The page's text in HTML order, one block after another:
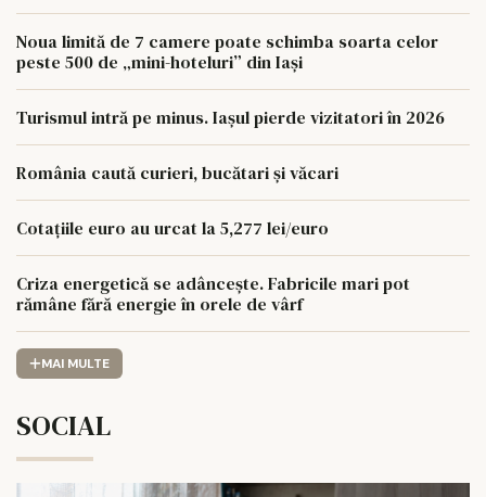
Noua limită de 7 camere poate schimba soarta celor
peste 500 de „mini-hoteluri” din Iași
Turismul intră pe minus. Iașul pierde vizitatori în 2026
România caută curieri, bucătari și văcari
Cotațiile euro au urcat la 5,277 lei/euro
Criza energetică se adâncește. Fabricile mari pot
rămâne fără energie în orele de vârf
MAI MULTE
SOCIAL